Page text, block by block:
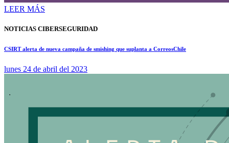
LEER MÁS
NOTICIAS CIBERSEGURIDAD
CSIRT alerta de nueva campaña de smishing que suplanta a CorreosChile
lunes 24 de abril del 2023